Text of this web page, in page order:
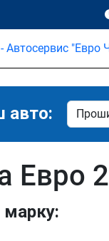
авто:
Евро 2